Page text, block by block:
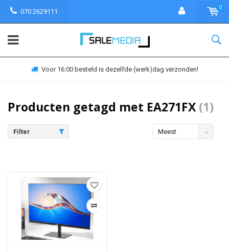
070 2629111
0
Voor 16:00 besteld is dezelfde (werk)dag verzonden!
Producten getagd met EA271FX (1)
Filter
Meest